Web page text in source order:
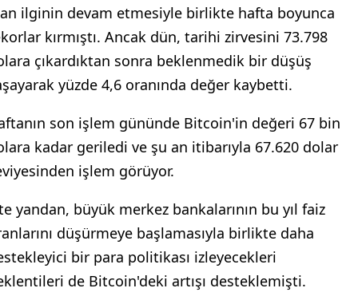
ilginin devam etmesiyle birlikte hafta boyunca
kırmıştı. Ancak dün, tarihi zirvesini 73.798
çıkardıktan sonra beklenmedik bir düşüş
yüzde 4,6 oranında değer kaybetti.
son işlem gününde Bitcoin'in değeri 67 bin
kadar geriledi ve şu an itibarıyla 67.620 dolar
işlem görüyor.
yandan, büyük merkez bankalarının bu yıl faiz
düşürmeye başlamasıyla birlikte daha
bir para politikası izleyecekleri
de Bitcoin'deki artışı desteklemişti.